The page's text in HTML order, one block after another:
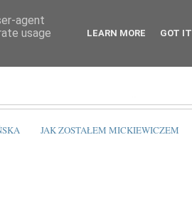
JAK ZOSTAŁEM MICKIEWICZEM
agent
usage
LEARN MORE GOT IT